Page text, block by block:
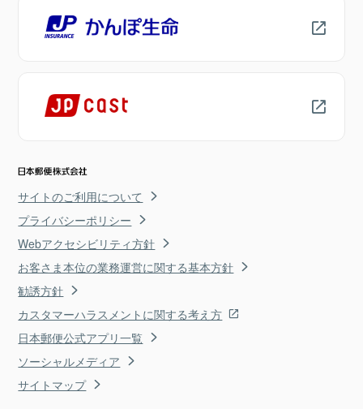
サイトのご利用について
プライバシーポリシー
Webアクセシビリティ方針
お客さま本位の業務運営に関する基本方針
勧誘方針
カスタマーハラスメントに関する考え方
日本郵便公式アプリ一覧
ソーシャルメディア
サイトマップ